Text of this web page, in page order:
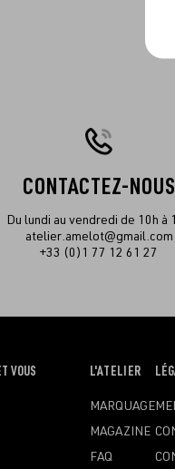
CONTACTEZ-NOUS
Du lundi au vendredi de 10h à
atelier.amelot@gmail.com
+33 (0)1 77 12 61 27
VOUS
OUVRIR
MENU
L'ATELIER
MARQUAGE
MAGAZINE
FAQ